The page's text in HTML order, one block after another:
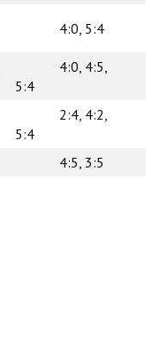
4:0, 5:4
4:0, 4:5,
5:4
2:4, 4:2,
5:4
4:5, 3:5